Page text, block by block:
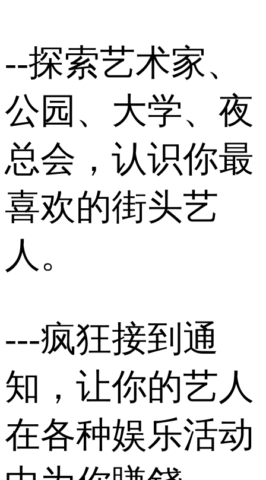
--探索艺术家、
公园、大学、夜
总会，认识你最
喜欢的街头艺
人。
---疯狂接到通
知，让你的艺人
在各种娱乐活动